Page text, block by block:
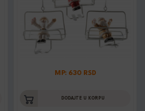
MP: 630 RSD
DODAJTE U KORPU